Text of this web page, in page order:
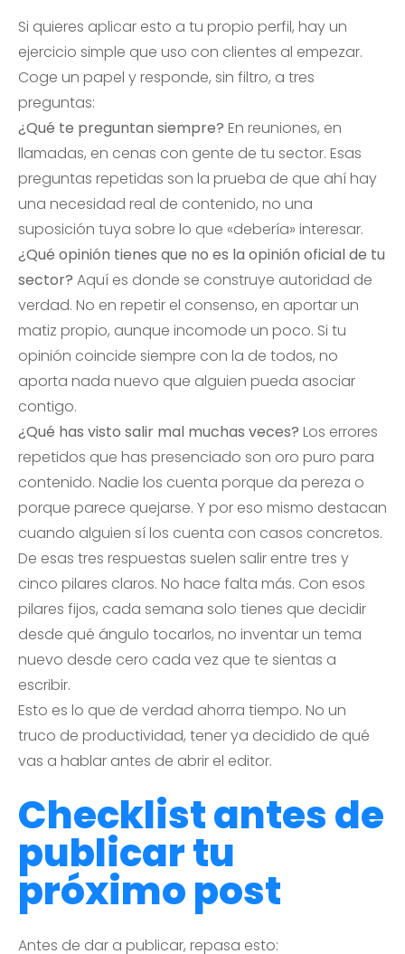
Si quieres aplicar esto a tu propio perfil, hay un
ejercicio simple que uso con clientes al empezar.
Coge un papel y responde, sin filtro, a tres
preguntas:
¿Qué te preguntan siempre? En reuniones, en
llamadas, en cenas con gente de tu sector. Esas
preguntas repetidas son la prueba de que ahí hay
una necesidad real de contenido, no una
suposición tuya sobre lo que «debería» interesar.
¿Qué opinión tienes que no es la opinión oficial de tu
sector? Aquí es donde se construye autoridad de
verdad. No en repetir el consenso, en aportar un
matiz propio, aunque incomode un poco. Si tu
opinión coincide siempre con la de todos, no
aporta nada nuevo que alguien pueda asociar
contigo.
¿Qué has visto salir mal muchas veces? Los errores
repetidos que has presenciado son oro puro para
contenido. Nadie los cuenta porque da pereza o
porque parece quejarse. Y por eso mismo destacan
cuando alguien sí los cuenta con casos concretos.
De esas tres respuestas suelen salir entre tres y
cinco pilares claros. No hace falta más. Con esos
pilares fijos, cada semana solo tienes que decidir
desde qué ángulo tocarlos, no inventar un tema
nuevo desde cero cada vez que te sientas a
escribir.
Esto es lo que de verdad ahorra tiempo. No un
truco de productividad, tener ya decidido de qué
vas a hablar antes de abrir el editor.
Checklist antes de
publicar tu
próximo post
Antes de dar a publicar, repasa esto: